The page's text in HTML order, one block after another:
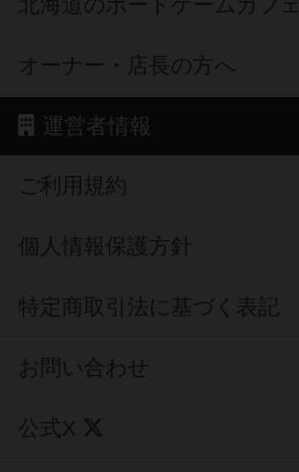
北海道のボードゲームカフェ
オーナー・店長の方へ
運営者情報
ご利用規約
個人情報保護方針
特定商取引法に基づく表記
お問い合わせ
公式X